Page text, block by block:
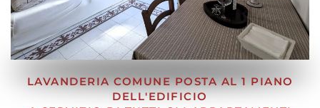
LAVANDERIA COMUNE POSTA AL 1 PIANO
DELL'EDIFICIO